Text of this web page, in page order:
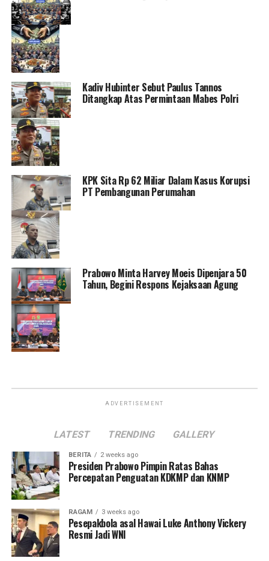
Kadiv Hubinter Sebut Paulus Tannos
Ditangkap Atas Permintaan Mabes Polri
KPK Sita Rp 62 Miliar Dalam Kasus Korupsi
PT Pembangunan Perumahan
Prabowo Minta Harvey Moeis Dipenjara 50
Tahun, Begini Respons Kejaksaan Agung
ADVERTISEMENT
LATEST TRENDING GALLERY
BERITA 2 weeks ago
Presiden Prabowo Pimpin Ratas Bahas
Percepatan Penguatan KDKMP dan KNMP
RAGAM 3 weeks ago
Pesepakbola asal Hawai Luke Anthony Vickery
Resmi Jadi WNI